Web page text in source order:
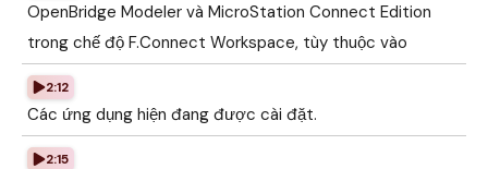
OpenBridge Modeler và MicroStation Connect Edition
trong chế độ F.Connect Workspace, tùy thuộc vào
2:12
Các ứng dụng hiện đang được cài đặt.
2:15